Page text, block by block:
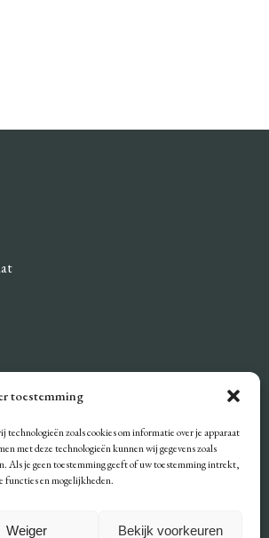
toestemming
zoals cookies om informatie over je apparaat
met deze technologieën kunnen wij gegevens zoals
Als je geen toestemming geeft of uw toestemming intrekt,
functies en mogelijkheden.
Weiger Bekijk voorkeuren